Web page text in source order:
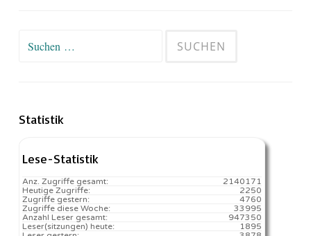
Suchen
Statistik
Lese-Statistik
2140171
Anz. Zugriffe gesamt:
2250
Heutige Zugriffe:
4760
Zugriffe gestern:
33995
Zugriffe diese Woche:
947350
Anzahl Leser gesamt:
1895️
Leser(sitzungen) heute: